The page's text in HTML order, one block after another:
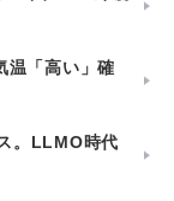
温「高い」確
。LLMO時代